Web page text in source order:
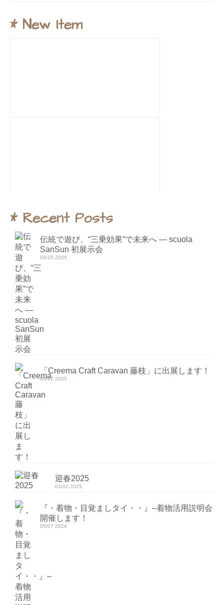
* New Item
* Recent Posts
伝統で遊び、“三乗効果”で未来へ ― scuola
SanSun 初展示会
09/25 2025
「Creema Craft Caravan 藤枝」に出展します！
03/12 2025
迎春2025
01/02 2025
『・着物・目覚ましタイ・・』–着物活用説明会
開催します！
05/07 2024